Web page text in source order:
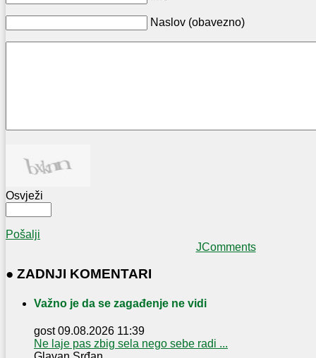
Naslov (obavezno)
Osvježi
Pošalji
JComments
● ZADNJI KOMENTARI
Važno je da se zagađenje ne vidi
gost 09.08.2026 11:39
Ne laje pas zbig sela nego sebe radi ...